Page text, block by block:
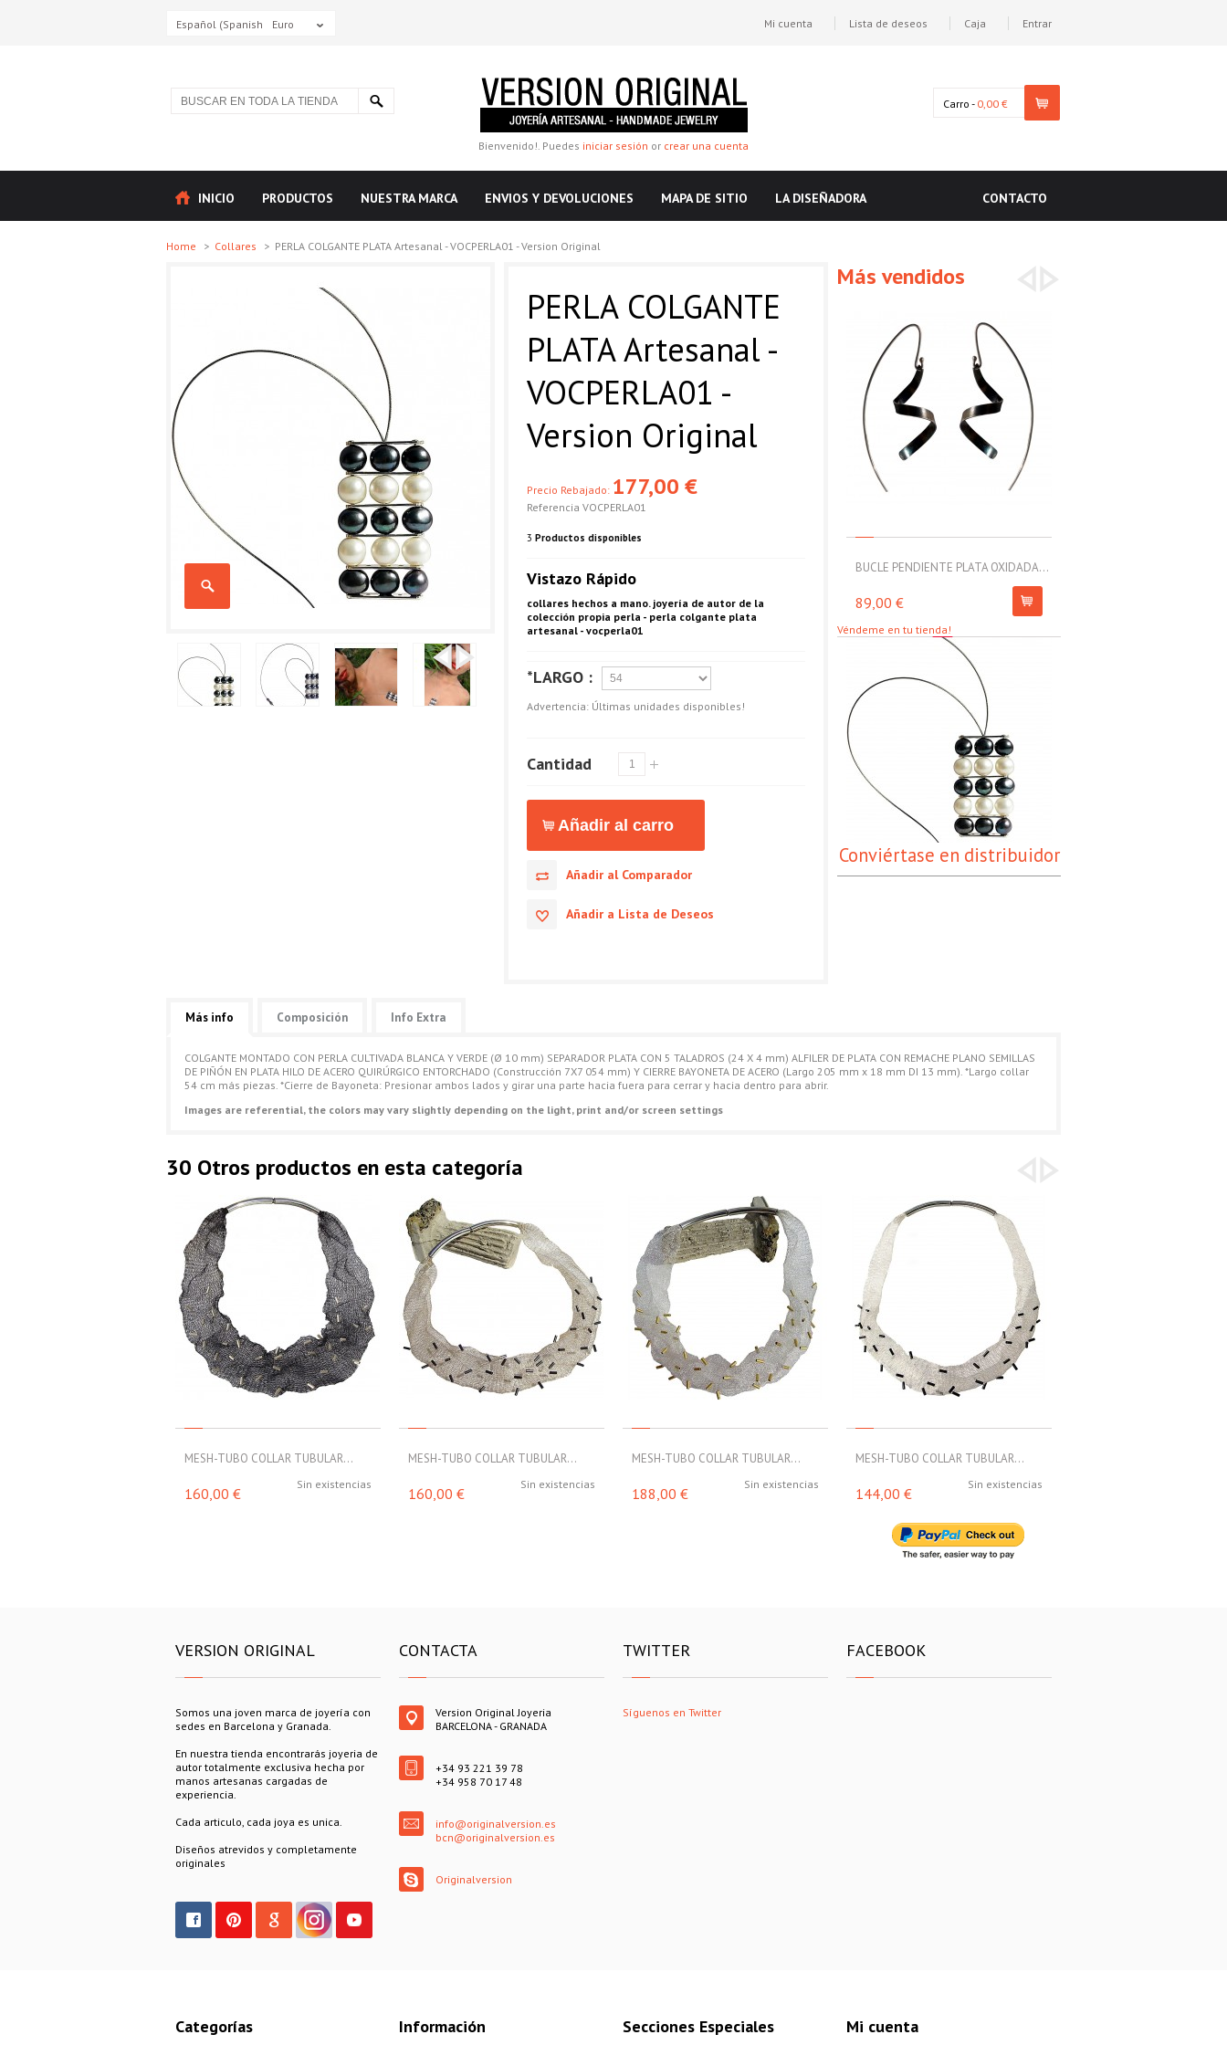
Español (Spanish) Euro Mi cuenta Lista de deseos Caja Entrar
Bienvenido!. Puedes iniciar sesión or crear una cuenta
Carro - 0,00 €
INICIO PRODUCTOS NUESTRA MARCA ENVIOS Y DEVOLUCIONES MAPA DE SITIO LA DISEÑADORA CONTACTO
Home > Collares > PERLA COLGANTE PLATA Artesanal - VOCPERLA01 - Version Original
PERLA COLGANTE
PLATA Artesanal -
VOCPERLA01 -
Version Original
Precio Rebajado: 177,00 €
Referencia VOCPERLA01
3 Productos disponibles
Vistazo Rápido
collares hechos a mano. joyería de autor de la
colección propia perla - perla colgante plata
artesanal - vocperla01
*LARGO :
Advertencia: Últimas unidades disponibles!
Cantidad
Añadir al Comparador
Añadir a Lista de Deseos
Más vendidos
BUCLE PENDIENTE PLATA OXIDADA...
89,00 €
Véndeme en tu tienda!
Conviértase en distribuidor
Más info Composición Info Extra
COLGANTE MONTADO CON PERLA CULTIVADA BLANCA Y VERDE (Ø 10 mm) SEPARADOR PLATA CON 5 TALADROS (24 X 4 mm) ALFILER DE PLATA CON REMACHE PLANO SEMILLAS
DE PIÑÓN EN PLATA HILO DE ACERO QUIRÚRGICO ENTORCHADO (Construcción 7X7 054 mm) Y CIERRE BAYONETA DE ACERO (Largo 205 mm x 18 mm DI 13 mm). *Largo collar
54 cm más piezas. *Cierre de Bayoneta: Presionar ambos lados y girar una parte hacia fuera para cerrar y hacia dentro para abrir.
Images are referential, the colors may vary slightly depending on the light, print and/or screen settings
30 Otros productos en esta categoría
MESH-TUBO COLLAR TUBULAR...
Sin existencias
160,00 €
MESH-TUBO COLLAR TUBULAR...
Sin existencias
160,00 €
MESH-TUBO COLLAR TUBULAR...
Sin existencias
188,00 €
MESH-TUBO COLLAR TUBULAR...
Sin existencias
144,00 €
VERSION ORIGINAL
Somos una joven marca de joyería con
sedes en Barcelona y Granada.
En nuestra tienda encontrarás joyeria de
autor totalmente exclusiva hecha por
manos artesanas cargadas de
experiencia.
Cada articulo, cada joya es unica.
Diseños atrevidos y completamente
originales
CONTACTA
Version Original Joyeria
BARCELONA - GRANADA
+34 93 221 39 78
+34 958 70 17 48
info@originalversion.es
bcn@originalversion.es
Originalversion
TWITTER
Síguenos en Twitter
FACEBOOK
Categorías Información Secciones Especiales Mi cuenta